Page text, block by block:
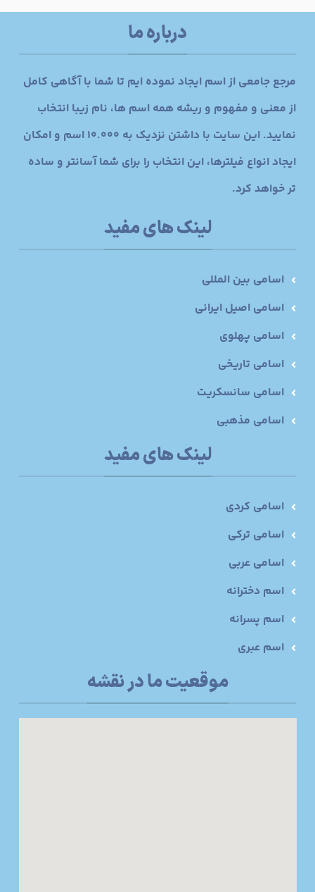
درباره ما
مرجع جامعی از اسم ایجاد نموده ایم تا شما با آگاهی کامل
از معنی و مفهوم و ریشه همه اسم ها، نام زیبا انتخاب
نمایید. این سایت با داشتن نزدیک به 10.000 اسم و امکان
ایجاد انواع فیلترها، این انتخاب را برای شما آسانتر و ساده
تر خواهد کرد.
لینک های مفید
اسامی بین المللی
اسامی اصیل ایرانی
اسامی پهلوی
اسامی تاریخی
اسامی سانسکریت
اسامی مذهبی
لینک های مفید
اسامی کردی
اسامی ترکی
اسامی عربی
اسم دخترانه
اسم پسرانه
اسم عبری
موقعیت ما در نقشه